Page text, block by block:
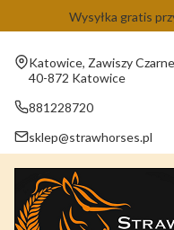
Wysyłka gratis
Adres:
Katowice, Zawiszy
40-872 Katowice
881228720
sklep@strawhorses.pl